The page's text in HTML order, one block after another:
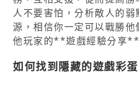
人不要害怕，分析敵人的
源，相信你一定可以戰勝
他玩家的**遊戲經驗分享**
如何找到隱藏的遊戲彩蛋